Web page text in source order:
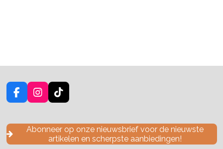
F
a
e
o
I
n
t
a
g
T
i
T
o
k
Abonneer op onze nieuwsbrief voor de nieuwste
artikelen en scherpste aanbiedingen!